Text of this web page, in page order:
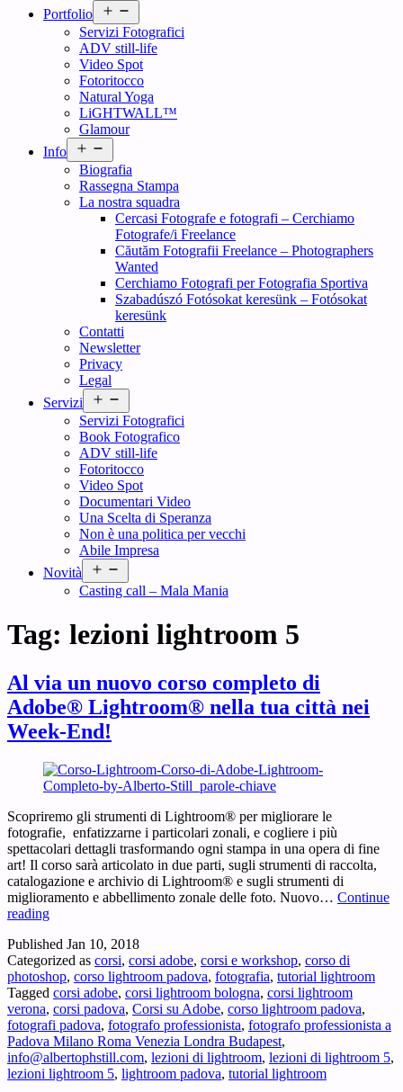
Portfolio
menu
Servizi Fotografici
ADV still-life
Video Spot
Fotoritocco
Natural Yoga
LiGHTWALL™
Glamour
Info
menu
Biografia
Rassegna Stampa
La nostra squadra
Cercasi Fotografe e fotografi – Cerchiamo
Fotografe/i Freelance
Căutăm Fotografii Freelance – Photographers
Wanted
Cerchiamo Fotografi per Fotografia Sportiva
Szabadúszó Fotósokat keresünk – Fotósokat
keresünk
Contatti
Newsletter
Privacy
Legal
Servizi
menu
Servizi Fotografici
Book Fotografico
ADV still-life
Fotoritocco
Video Spot
Documentari Video
Una Scelta di Speranza
Non è una politica per vecchi
Abile Impresa
Novità
menu
Casting call – Mala Mania
Tag: lezioni lightroom 5
Al via un nuovo corso completo di
Adobe® Lightroom® nella tua città nei
Week-End!
Scopriremo gli strumenti di Lightroom® per migliorare le
fotografie, enfatizzarne i particolari zonali, e cogliere i più
spettacolari dettagli trasformando ogni stampa in una opera di fine
art! Il corso sarà articolato in due parti, sugli strumenti di raccolta,
catalogazione e archivio di Lightroom® e sugli strumenti di
miglioramento e abbellimento zonale delle foto. Nuovo… Continue
readingAl
un
nuovo
corso
completo
di
Adobe®
Lightroom®
nella
tua
Published Jan 10, 2018
Categorized as corsi, corsi adobe, corsi e workshop, corso di
photoshop, corso lightroom padova, fotografia, tutorial lightroom
Tagged corsi adobe, corsi lightroom bologna, corsi lightroom
verona, corsi padova, Corsi su Adobe, corso lightroom padova,
fotografi padova, fotografo professionista, fotografo professionista a
Padova Milano Roma Venezia Londra Budapest,
info@albertophstill.com, lezioni di lightroom, lezioni di lightroom 5,
lezioni lightroom 5, lightroom padova, tutorial lightroom